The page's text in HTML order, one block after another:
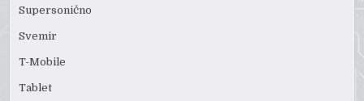
Supersonično
Svemir
T-Mobile
Tablet